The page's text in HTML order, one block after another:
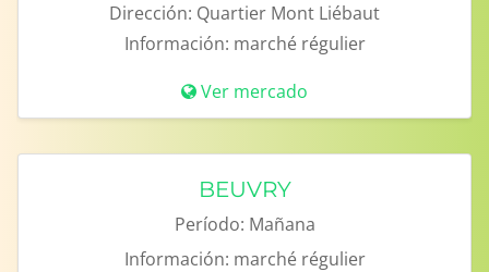
Dirección: Quartier Mont Liébaut
Información: marché régulier
Ver mercado
BEUVRY
Período: Mañana
Información: marché régulier